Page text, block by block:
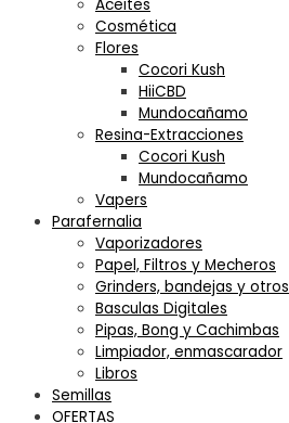
Aceites
Cosmética
Flores
Cocori Kush
HiiCBD
Mundocañamo
Resina-Extracciones
Cocori Kush
Mundocañamo
Vapers
Parafernalia
Vaporizadores
Papel, Filtros y Mecheros
Grinders, bandejas y otros
Basculas Digitales
Pipas, Bong y Cachimbas
Limpiador, enmascarador
Libros
Semillas
OFERTAS